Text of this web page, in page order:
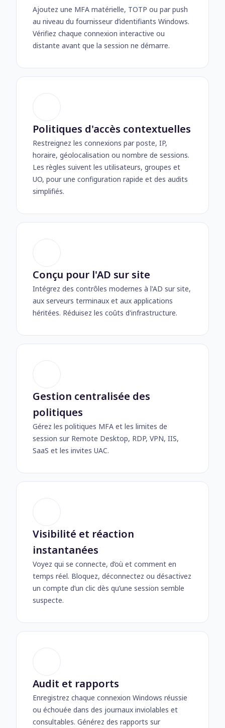
Ajoutez une MFA matérielle, TOTP ou par push
au niveau du fournisseur d’identifiants Windows.
Vérifiez chaque connexion interactive ou
distante avant que la session ne démarre.
Politiques d'accès contextuelles
Restreignez les connexions par poste, IP,
horaire, géolocalisation ou nombre de sessions.
Les règles suivent les utilisateurs, groupes et
UO, pour une configuration rapide et des audits
simplifiés.
Conçu pour l'AD sur site
Intégrez des contrôles modernes à l'AD sur site,
aux serveurs terminaux et aux applications
héritées. Réduisez les coûts d'infrastructure.
Gestion centralisée des
politiques
Gérez les politiques MFA et les limites de
session sur Remote Desktop, RDP, VPN, IIS,
SaaS et les invites UAC.
Visibilité et réaction
instantanées
Voyez qui se connecte, d’où et comment en
temps réel. Bloquez, déconnectez ou désactivez
un compte d’un clic dès qu’une session semble
suspecte.
Audit et rapports
Enregistrez chaque connexion Windows réussie
ou échouée dans des journaux inviolables et
consultables. Générez des rapports sur